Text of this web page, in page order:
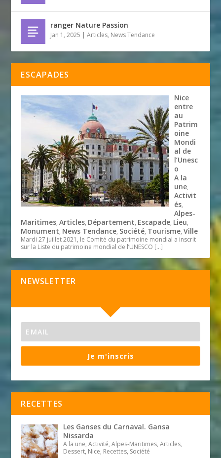
ranger Nature Passion
Jan 1, 2025 |Articles, News Tendance
ESCAPADES
Nice
entre
au
Patrim
oine
Mondi
al de
l’Unesc
o
A la
une,
Activit
és,
Alpes-
Maritimes,Articles, Département, Escapade, Lieu,
Monument, News Tendance, Société, Tourisme,Ville
Mardi 27 juillet 2021, le Comité du patrimoine mondial a inscrit
sur la Liste du patrimoine mondial de l’UNESCO […]
NEWSLETTER
Je m'inscris
RECETTES
Les Ganses du Carnaval. Gansa
Nissarda
A la une, Activité, Alpes-Maritimes, Articles,
Dessert, Nice, Recettes, Société